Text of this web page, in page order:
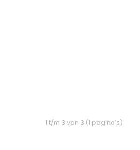
1 t/m 3 van 3 (1 pagina's)